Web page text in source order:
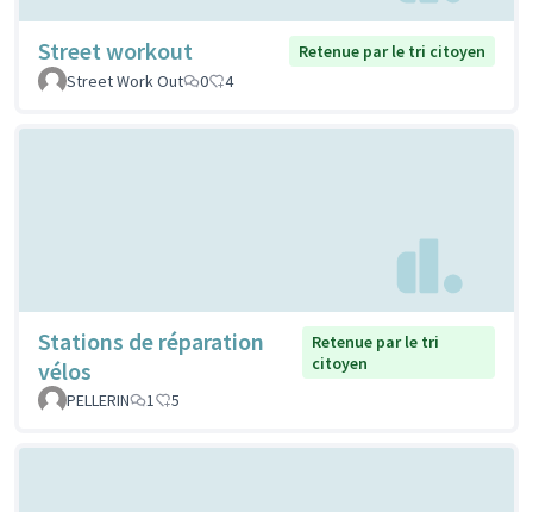
Street workout
Retenue par le tri citoyen
Street Work Out
0 4
Stations de réparation
vélos
Retenue par le tri
citoyen
PELLERIN
1 5